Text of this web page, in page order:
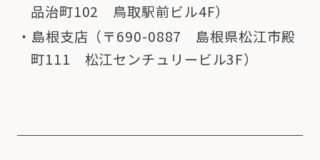
品治町102 鳥取駅前ビル4F）
島根支店（〒690-0887 島根県松江市殿
町111 松江センチュリービル3F）